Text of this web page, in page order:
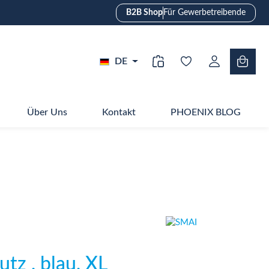
B2B Shop Für Gewerbetreibende
DE
Über Uns Kontakt PHOENIX BLOG
, blau, XL